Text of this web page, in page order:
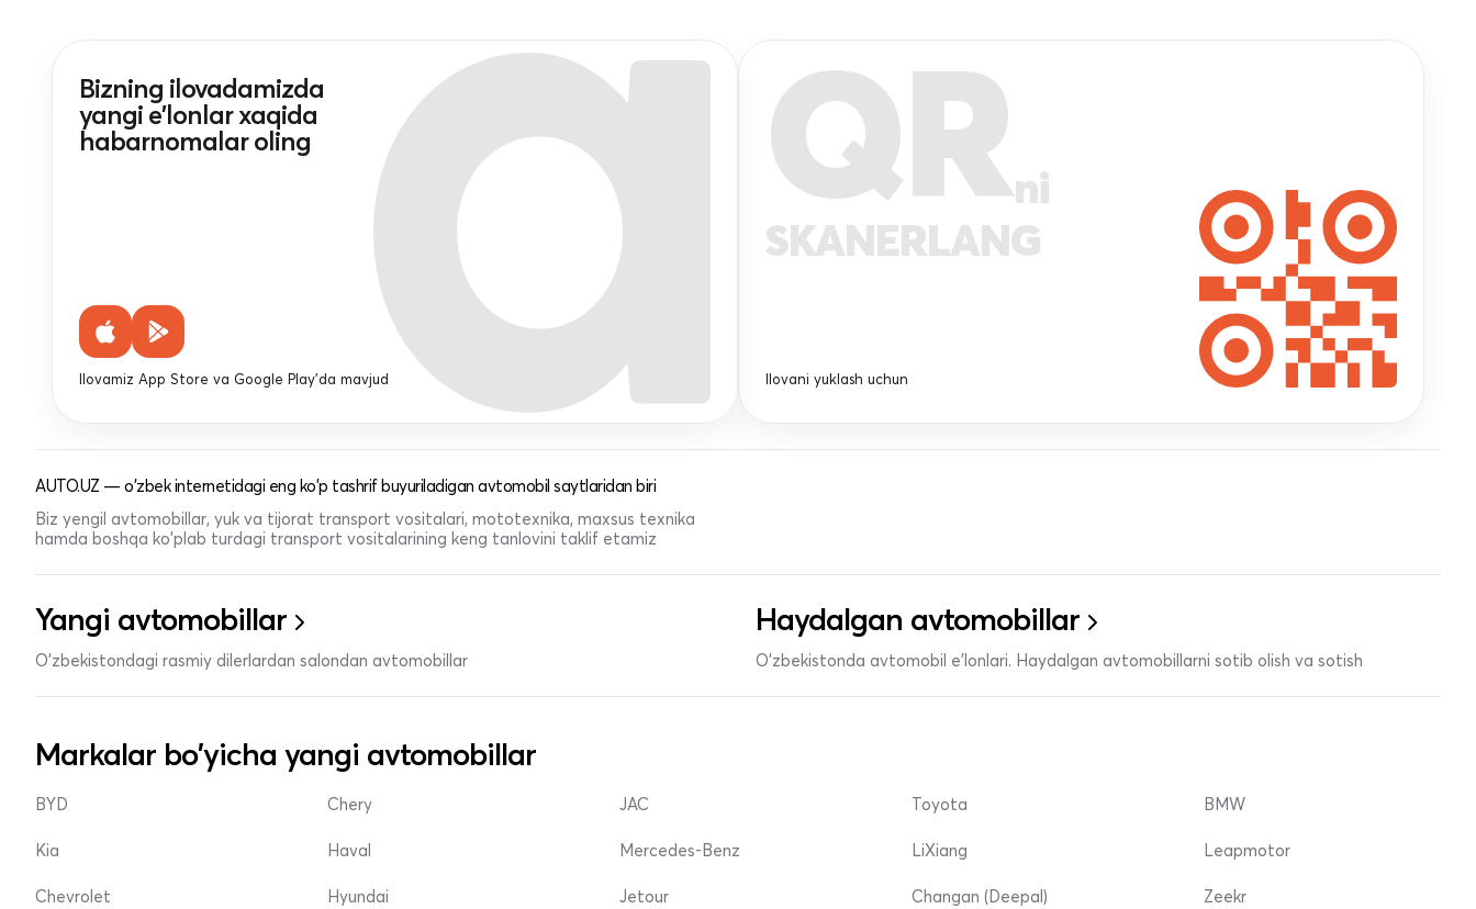
Bizning ilovadamizda
yangi e'lonlar xaqida
habarnomalar oling
Ilovamiz App Store va Google Play'da mavjud
QRni
SKANERLANG
Ilovani yuklash uchun
AUTO.UZ — o'zbek internetidagi eng ko'p tashrif buyuriladigan avtomobil saytlaridan biri
Biz yengil avtomobillar, yuk va tijorat transport vositalari, mototexnika, maxsus texnika
hamda boshqa ko'plab turdagi transport vositalarining keng tanlovini taklif etamiz
Yangi avtomobillar
O'zbekistondagi rasmiy dilerlardan salondan avtomobillar
Haydalgan avtomobillar
O'zbekistonda avtomobil e’lonlari. Haydalgan avtomobillarni sotib olish va sotish
Markalar bo'yicha yangi avtomobillar
BYD
Kia
Chevrolet
Chery
Haval
Hyundai
JAC
Mercedes-Benz
Jetour
Toyota
LiXiang
Changan (Deepal)
BMW
Leapmotor
Zeekr